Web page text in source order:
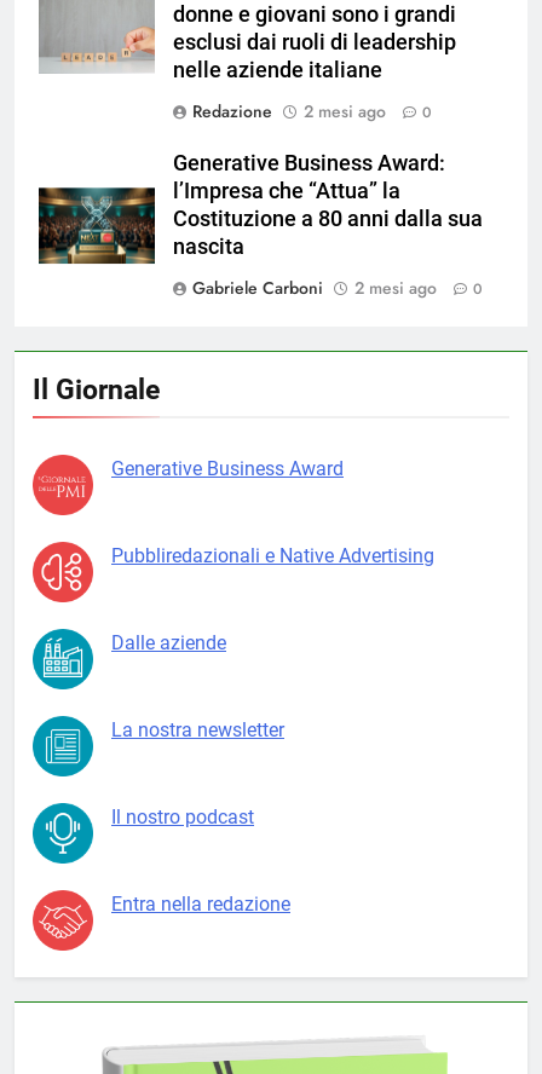
donne e giovani sono i grandi
esclusi dai ruoli di leadership
nelle aziende italiane
Redazione
2 mesi ago 0
Generative Business Award:
l’Impresa che “Attua” la
Costituzione a 80 anni dalla sua
nascita
Gabriele Carboni
2 mesi ago 0
Il Giornale
Generative Business Award
Pubbliredazionali e Native Advertising
Dalle aziende
La nostra newsletter
Il nostro podcast
Entra nella redazione